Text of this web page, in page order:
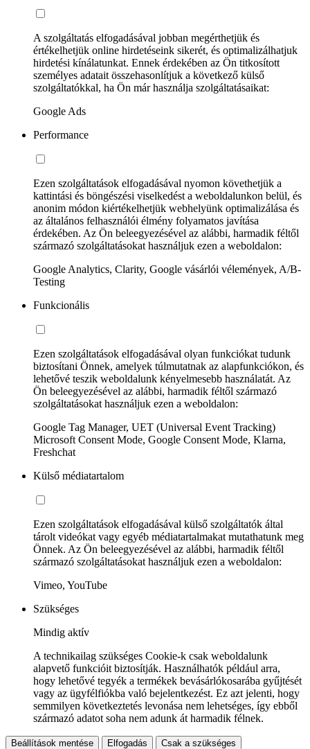
A szolgáltatás elfogadásával jobban megérthetjük és
értékelhetjük online hirdetéseink sikerét, és optimalizálhatjuk
hirdetési kínálatunkat. Ennek érdekében az Ön titkosított
személyes adatait összehasonlítjuk a következő külső
szolgáltatókkal, ha Ön már használja szolgáltatásaikat:
Google Ads
Performance
Ezen szolgáltatások elfogadásával nyomon követhetjük a
kattintási és böngészési viselkedést a weboldalunkon belül, és
anonim módon kiértékelhetjük webhelyünk optimalizálása és
az általános felhasználói élmény folyamatos javítása
érdekében. Az Ön beleegyezésével az alábbi, harmadik féltől
származó szolgáltatásokat használjuk ezen a weboldalon:
Google Analytics, Clarity, Google vásárlói vélemények, A/B-
Testing
Funkcionális
Ezen szolgáltatások elfogadásával olyan funkciókat tudunk
biztosítani Önnek, amelyek túlmutatnak az alapfunkciókon, és
lehetővé teszik weboldalunk kényelmesebb használatát. Az
Ön beleegyezésével az alábbi, harmadik féltől származó
szolgáltatásokat használjuk ezen a weboldalon:
Google Tag Manager, UET (Universal Event Tracking)
Microsoft Consent Mode, Google Consent Mode, Klarna,
Freshchat
Külső médiatartalom
Ezen szolgáltatások elfogadásával külső szolgáltatók által
tárolt videókat vagy egyéb médiatartalmakat mutathatunk meg
Önnek. Az Ön beleegyezésével az alábbi, harmadik féltől
származó szolgáltatásokat használjuk ezen a weboldalon:
Vimeo, YouTube
Szükséges
Mindig aktív
A technikailag szükséges Cookie-k csak weboldalunk
alapvető funkcióit biztosítják. Használhatók például arra,
hogy lehetővé tegyék a termékek bevásárlókosarába gyűjtését
vagy az ügyfélfiókba való bejelentkezést. Ez azt jelenti, hogy
semmilyen következtetés levonása nem lehetséges, így ebből
származó adatot soha nem adunk át harmadik félnek.
Beállítások mentése Elfogadás Csak a szükséges